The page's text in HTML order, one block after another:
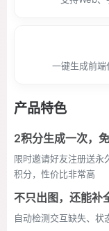
一键生成前
产品特色
2积分生成一次，
限时邀请好友注册送永
积分，性价比非常高
不只出图，还能补
自动检测交互缺失、状